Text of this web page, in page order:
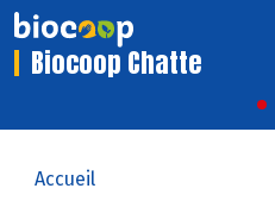
Biocoop Chatte
Accueil